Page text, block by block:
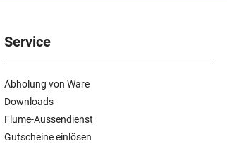
Service
Abholung von Ware
Downloads
Flume-Aussendienst
Gutscheine einlösen